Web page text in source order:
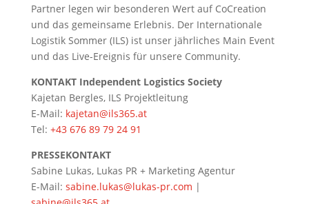
Partner legen wir besonderen Wert auf CoCreation
und das gemeinsame Erlebnis. Der Internationale
Logistik Sommer (ILS) ist unser jährliches Main Event
und das Live-Ereignis für unsere Community.
KONTAKT Independent Logistics Society
Kajetan Bergles, ILS Projektleitung
E-Mail: kajetan@ils365.at
Tel: +43 676 89 79 24 91
PRESSEKONTAKT
Sabine Lukas, Lukas PR + Marketing Agentur
E-Mail: sabine.lukas@lukas-pr.com |